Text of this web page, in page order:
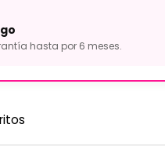
hasta por 6 meses.